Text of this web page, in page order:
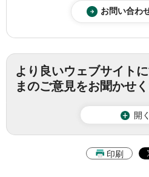
より良いウェブサイト
まのご意見をお聞かせ
開く
印刷